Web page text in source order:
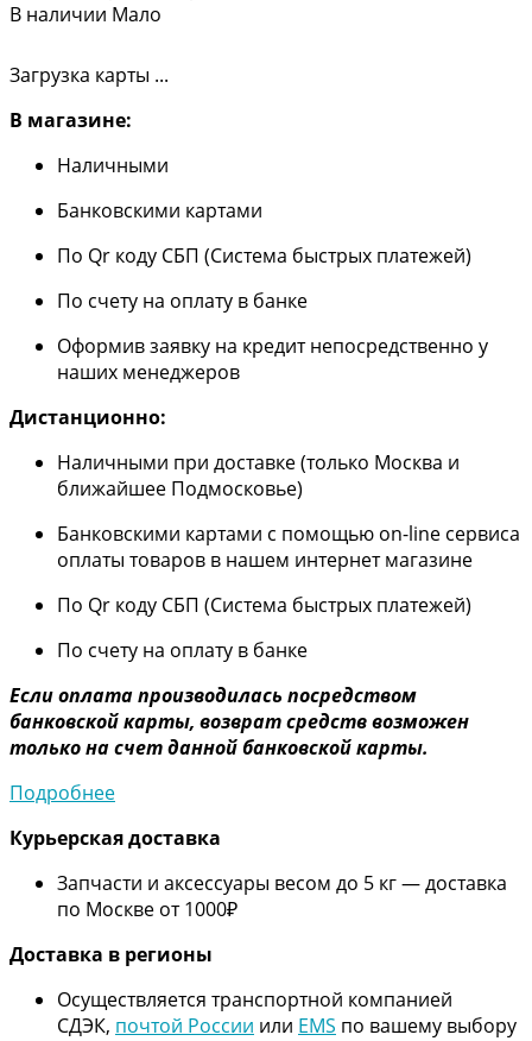
В наличии Мало
Загрузка карты ...
В магазине:
Наличными
Банковскими картами
По Qr коду СБП (Система быстрых платежей)
По счету на оплату в банке
Оформив заявку на кредит непосредственно у
наших менеджеров
Дистанционно:
Наличными при доставке (только Москва и
ближайшее Подмосковье)
Банковскими картами с помощью on-line сервиса
оплаты товаров в нашем интернет магазине
По Qr коду СБП (Система быстрых платежей)
По счету на оплату в банке
Если оплата производилась посредством
банковской карты, возврат средств возможен
только на счет данной банковской карты.
Подробнее
Курьерская доставка
Запчасти и аксессуары весом до 5 кг — доставка
по Москве от 1000₽
Доставка в регионы
Осуществляется транспортной компанией
СДЭК, почтой России или EMS по вашему выбору